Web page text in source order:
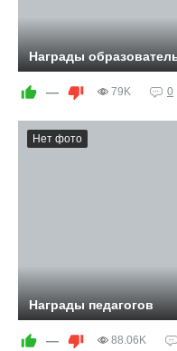
Награды
— 79K 0
Нет фото
Награды педагогов
—
88.06K